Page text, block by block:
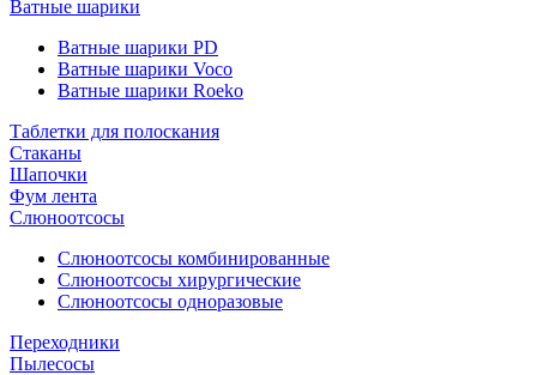
Ватные шарики
Ватные шарики PD
Ватные шарики Voco
Ватные шарики Roeko
Таблетки для полоскания
Стаканы
Шапочки
Фум лента
Слюноотсосы
Слюноотсосы комбинированные
Слюноотсосы хирургические
Слюноотсосы одноразовые
Переходники
Пылесосы